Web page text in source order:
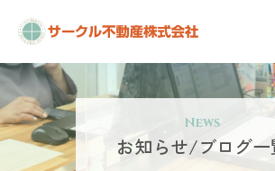
News
お知らせ/ブログ一